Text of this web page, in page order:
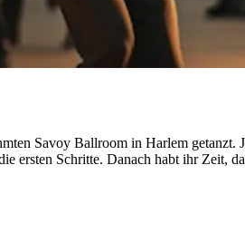
Savoy Ballroom in Harlem
ersten Schritte. Danach habt ihr Zeit,